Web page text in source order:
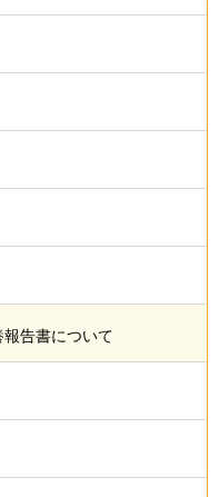
告書について